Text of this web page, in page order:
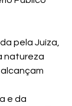
pela Juíza,
natureza
e da